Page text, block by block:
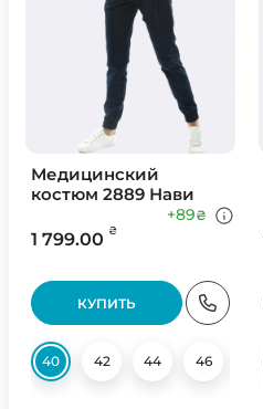
Медицинский
костюм 2889 Нави
1 799.00 ₴
+89₴
КУПИТЬ
40 42 44 46